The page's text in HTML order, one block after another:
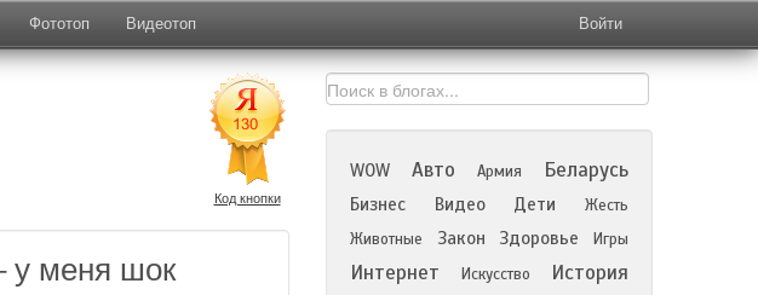
Фототоп Видеотоп Войти
Код кнопки
у меня шок
WOW Авто Армия Беларусь
Бизнес Видео Дети
Жесть
Животные
Закон Здоровье Игры
Интернет Искусство История